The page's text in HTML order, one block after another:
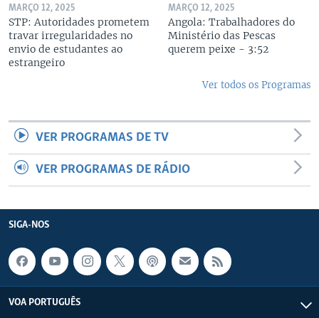
MARÇO 12, 2025
STP: Autoridades prometem
travar irregularidades no
envio de estudantes ao
estrangeiro
MARÇO 12, 2025
Angola: Trabalhadores do
Ministério das Pescas
querem peixe - 3:52
Ver todos os Programas
VER PROGRAMAS DE TV
VER PROGRAMAS DE RÁDIO
SIGA-NOS
VOA PORTUGUÊS